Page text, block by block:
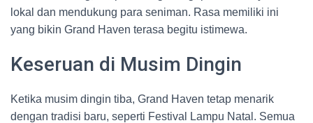
lokal dan mendukung para seniman. Rasa memiliki ini
yang bikin Grand Haven terasa begitu istimewa.
Keseruan di Musim Dingin
Ketika musim dingin tiba, Grand Haven tetap menarik
dengan tradisi baru, seperti Festival Lampu Natal. Semua